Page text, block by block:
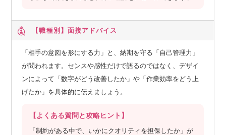
【職種別】 面接アドバイス
「相手の意図を形にする力」と、納期を守る「自己管理力」
が問われます。センスや感性だけで語るのではなく、デザイ
ンによって「数字がどう改善したか」や「作業効率をどう上
げたか」を具体的に伝えましょう。
【よくある質問と攻略ヒント】
「制約がある中で、いかにクオリティを担保したか」が